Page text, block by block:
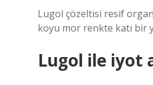
Lugol çözeltisi resif
koyu mor renkte katı bir
Lugol ile iyot